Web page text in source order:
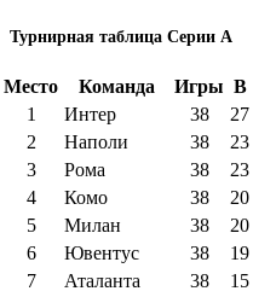
Турнирная таблица Серии А
Место Команда Игры В
1
Интер 38 27
2
Наполи 38 23
3
Рома 38 23
4
Комо 38 20
5
Милан 38 20
6
Ювентус 38 19
7
Аталанта 38 15